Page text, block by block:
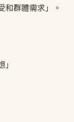
和群體需求」。